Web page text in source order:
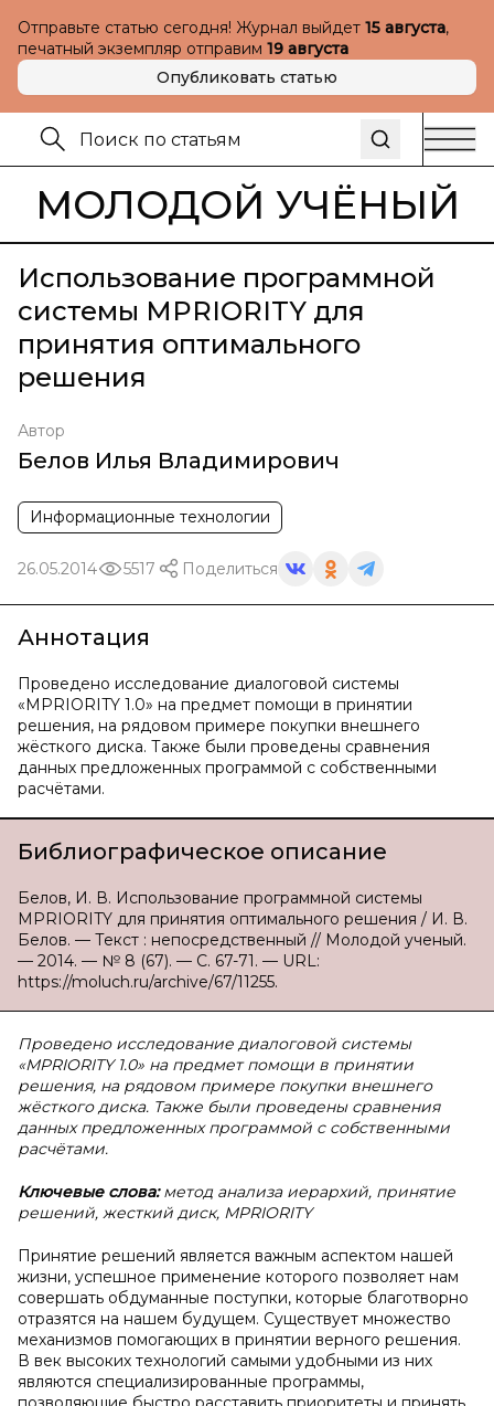
Отправьте статью сегодня! Журнал выйдет 15 августа,
печатный экземпляр отправим 19 августа
Опубликовать статью
МОЛОДОЙ УЧЁНЫЙ
Использование программной
системы MPRIORITY для
принятия оптимального
решения
Автор
Белов Илья Владимирович
Информационные технологии
26.05.2014 5517 Поделиться
Аннотация
Проведено исследование диалоговой системы
«MPRIORITY 1.0» на предмет помощи в принятии
решения, на рядовом примере покупки внешнего
жёсткого диска. Также были проведены сравнения
данных предложенных программой с собственными
расчётами.
Библиографическое описание
Белов, И. В. Использование программной системы
MPRIORITY для принятия оптимального решения / И. В.
Белов. — Текст : непосредственный // Молодой ученый.
— 2014. — № 8 (67). — С. 67-71. — URL:
https://moluch.ru/archive/67/11255.
Проведено исследование диалоговой системы
«MPRIORITY 1.0» на предмет помощи в принятии
решения, на рядовом примере покупки внешнего
жёсткого диска. Также были проведены сравнения
данных предложенных программой с собственными
расчётами.
Ключевые слова: метод анализа иерархий, принятие
решений, жесткий диск, MPRIORITY
Принятие решений является важным аспектом нашей
жизни, успешное применение которого позволяет нам
совершать обдуманные поступки, которые благотворно
отразятся на нашем будущем. Существует множество
механизмов помогающих в принятии верного решения.
В век высоких технологий самыми удобными из них
являются специализированные программы,